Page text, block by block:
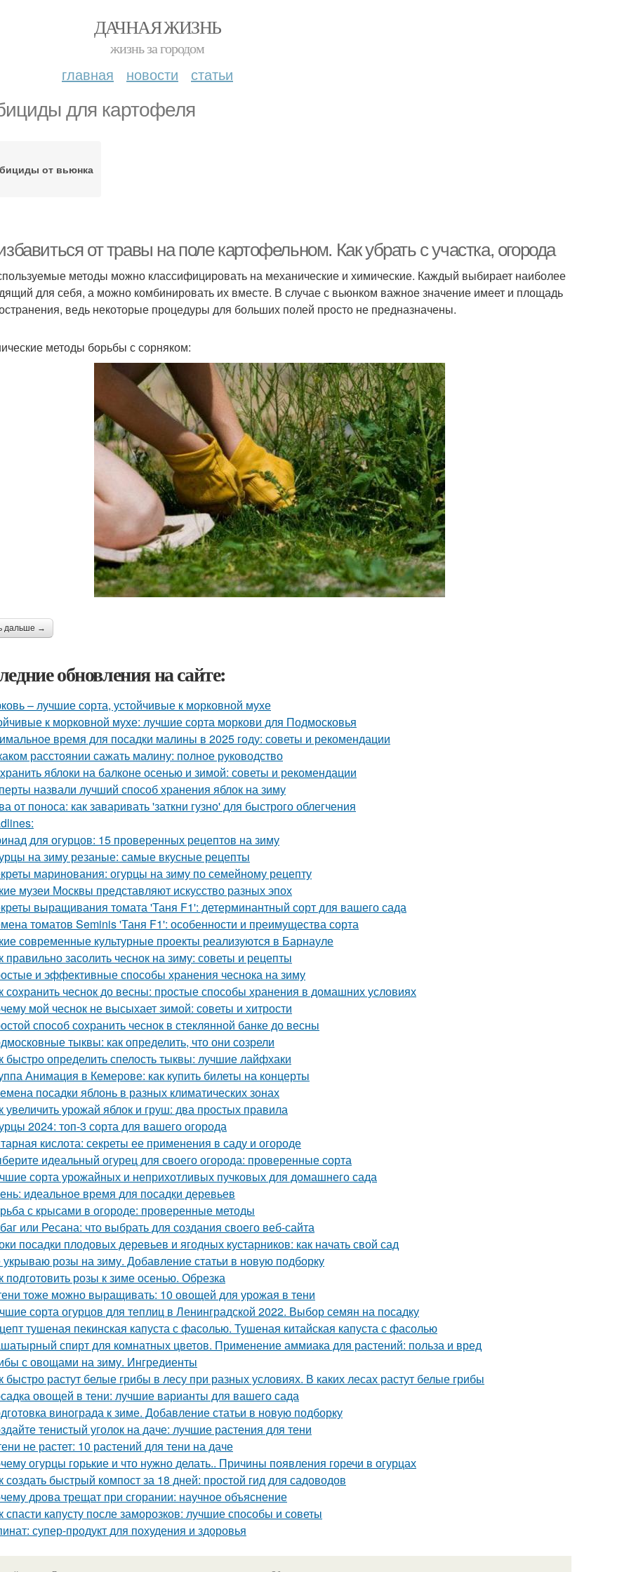
ДАЧНАЯ ЖИЗНЬ
жизнь за городом
главная новости статьи
для картофеля
от вьюнка
от травы на поле картофельном. Как убрать с участка, огорода
методы можно классифицировать на механические и химические. Каждый выбирает наиболее
для себя, а можно комбинировать их вместе. В случае с вьюнком важное значение имеет и площадь
ведь некоторые процедуры для больших полей просто не предназначены.
методы борьбы с сорняком:
дальше →
обновления на сайте:
– лучшие сорта, устойчивые к морковной мухе
к морковной мухе: лучшие сорта моркови для Подмосковья
время для посадки малины в 2025 году: советы и рекомендации
расстоянии сажать малину: полное руководство
яблоки на балконе осенью и зимой: советы и рекомендации
назвали лучший способ хранения яблок на зиму
от поноса: как заваривать 'заткни гузно' для быстрого облегчения
для огурцов: 15 проверенных рецептов на зиму
на зиму резаные: самые вкусные рецепты
маринования: огурцы на зиму по семейному рецепту
музеи Москвы представляют искусство разных эпох
выращивания томата 'Таня F1': детерминантный сорт для вашего сада
томатов Seminis 'Таня F1': особенности и преимущества сорта
современные культурные проекты реализуются в Барнауле
правильно засолить чеснок на зиму: советы и рецепты
и эффективные способы хранения чеснока на зиму
сохранить чеснок до весны: простые способы хранения в домашних условиях
мой чеснок не высыхает зимой: советы и хитрости
способ сохранить чеснок в стеклянной банке до весны
тыквы: как определить, что они созрели
быстро определить спелость тыквы: лучшие лайфхаки
Анимация в Кемерове: как купить билеты на концерты
посадки яблонь в разных климатических зонах
увеличить урожай яблок и груш: два простых правила
2024: топ-3 сорта для вашего огорода
кислота: секреты ее применения в саду и огороде
идеальный огурец для своего огорода: проверенные сорта
сорта урожайных и неприхотливых пучковых для домашнего сада
идеальное время для посадки деревьев
с крысами в огороде: проверенные методы
или Ресана: что выбрать для создания своего веб-сайта
посадки плодовых деревьев и ягодных кустарников: как начать свой сад
розы на зиму. Добавление статьи в новую подборку
подготовить розы к зиме осенью. Обрезка
тоже можно выращивать: 10 овощей для урожая в тени
сорта огурцов для теплиц в Ленинградской 2022. Выбор семян на посадку
тушеная пекинская капуста с фасолью. Тушеная китайская капуста с фасолью
спирт для комнатных цветов. Применение аммиака для растений: польза и вред
с овощами на зиму. Ингредиенты
быстро растут белые грибы в лесу при разных условиях. В каких лесах растут белые грибы
овощей в тени: лучшие варианты для вашего сада
винограда к зиме. Добавление статьи в новую подборку
тенистый уголок на даче: лучшие растения для тени
не растет: 10 растений для тени на даче
огурцы горькие и что нужно делать.. Причины появления горечи в огурцах
создать быстрый компост за 18 дней: простой гид для садоводов
дрова трещат при сгорании: научное объяснение
спасти капусту после заморозков: лучшие способы и советы
супер-продукт для похудения и здоровья